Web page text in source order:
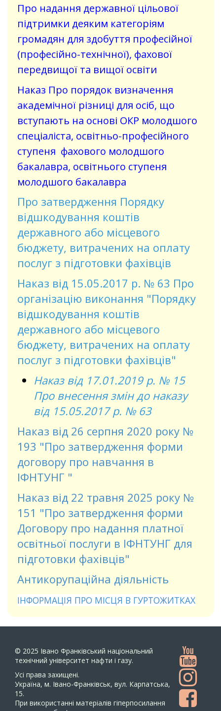
Про надання державної цільової
підтримки деяким категоріям
громадян для здобуття професійної
(професійно-технічної), фахової
передвищої та вищої освіти
Наказ Про порядок визначення
академічної різниці для осіб, що
вступають на основі ОКР молодшого
спеціаліста, освітньо-професійного
ступеня фахового молодшого
бакалавра, освітнього ступеня
молодшого бакалавра
Про затвердження Порядку
відшкодування коштів
державного або місцевого
бюджету, витрачених на оплату
послуг з підготовки фахівців
Наказ від 15.05.2017 р. № 63 Про
організацію виконання "Порядку
відшкодування коштів
державного або місцевого
бюджету, витрачених на оплату
послуг з підготовки фахівців"
Наказ від 17.01.2019 р. № 15
Про внесення змін до наказу
від 15.05.2017 р. № 63
Наказ від 26 серпня 2020 року №
193 "Про затвердження форми
договору про навчання в
ІФНТУНГ "
Наказ від 22 травня 2025 року №
151 "Про затвердження форми
Договору про надання платної
освітньої послуги в ІФНТУНГ для
підготовки фахівців"
Антикорупаційна діяльність
ІНФОРМАЦІЯ ПРО МІСЦЯ В ГУРТОЖИТКАХ
© 2025 Івано Франківський національний
технічний університет нафти і газу.
Усi права захищенi.
Україна, м. Івано-Франківськ, вул. Карпатська,
15.
При використанні матеріалів гіперпосилання